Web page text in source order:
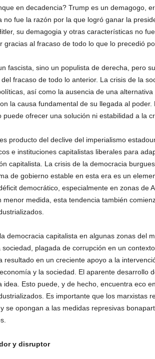
en decadencia? Trump es un demagogo,
no fue la razón por la que logró ganar la
su demagogia y otras características no
gracias al fracaso de todo lo que lo precedió
fascista, sino un populista de derecha, pero
fracaso de todo lo anterior. La crisis de la
así como la ausencia de una
la causa fundamental de su llegada al
puede ofrecer una solución ni estabilidad a la
producto del declive del imperialismo
e instituciones capitalistas liberales para
capitalista. La crisis de la democracia
de gobierno estable en esta era es un
democrático, especialmente en zonas de
menor medida, esta tendencia también
democracia capitalista en algunas zonas del
plagada de corrupción en un
resultado en un creciente apoyo a la
y la sociedad. El aparente desarrollo
idea. Esto puede, y de hecho, encuentra eco
Es importante que los marxistas
se opongan a las medidas represivas
y disruptor